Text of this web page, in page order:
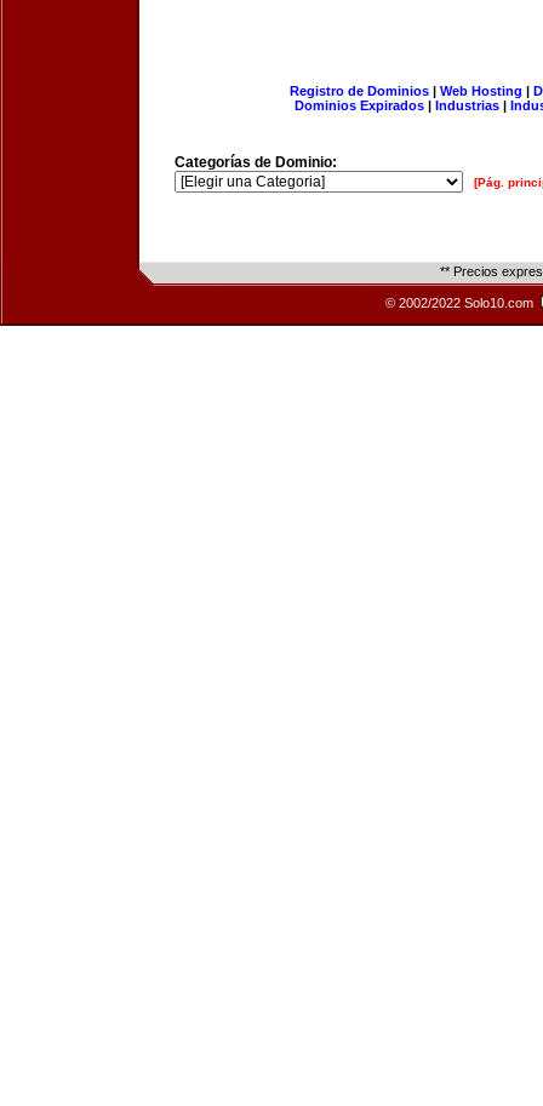
Registro de Dominios| Web Hosting |
Dominios Expirados | Industrias |
Categorías de Dominio:
[Pág.
** Precios
© 2002/2022 Solo10.com